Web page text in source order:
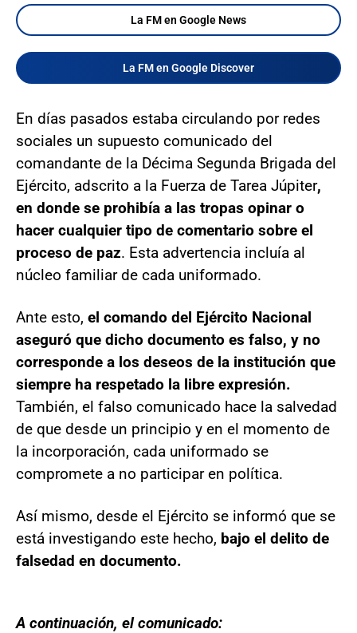
La FM en Google News
La FM en Google Discover
En días pasados estaba circulando por redes
sociales un supuesto comunicado del
comandante de la Décima Segunda Brigada del
Ejército, adscrito a la Fuerza de Tarea Júpiter,
en donde se prohibía a las tropas opinar o
hacer cualquier tipo de comentario sobre el
proceso de paz. Esta advertencia incluía al
núcleo familiar de cada uniformado.
Ante esto, el comando del Ejército Nacional
aseguró que dicho documento es falso, y no
corresponde a los deseos de la institución que
siempre ha respetado la libre expresión.
También, el falso comunicado hace la salvedad
de que desde un principio y en el momento de
la incorporación, cada uniformado se
compromete a no participar en política.
Así mismo, desde el Ejército se informó que se
está investigando este hecho, bajo el delito de
falsedad en documento.
A continuación, el comunicado: